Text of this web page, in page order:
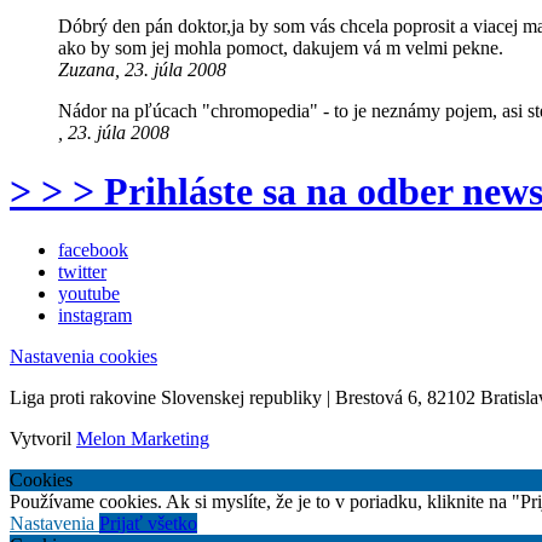
Dóbrý den pán doktor,ja by som vás chcela poprosit a viacej
ako by som jej mohla pomoct, dakujem vá m velmi pekne.
Zuzana, 23. júla 2008
Nádor na pľúcach "chromopedia" - to je neznámy pojem, asi
, 23. júla 2008
> > > Prihláste sa na odber
facebook
twitter
youtube
instagram
Nastavenia cookies
Liga proti rakovine Slovenskej republiky | Brestová 6, 82102
Vytvoril Melon Marketing
Cookies
Používame cookies. Ak si myslíte, že je to v poriadku, kliknite na
Nastavenia Prijať všetko